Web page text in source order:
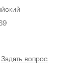
Задать вопрос